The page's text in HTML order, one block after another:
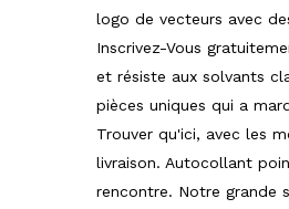
logo de vecteurs avec
Inscrivez-Vous
et résiste aux solvants
pièces uniques qui a
Trouver qu'ici, avec les
livraison. Autocollant
rencontre. Notre grande